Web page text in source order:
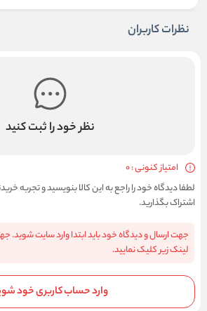
نظرات کاربران
نظر خود را ثبت کنید
امتیاز کنونی : 0
لطفا دیدگاه خود را راجع به این کالا بنویسید و تجربه
اشتراک بگذارید.
جهت ارسال و دیدگاه خود باید ابتدا وارد سایت شوید.
لینک زیر کلیک نمایید.
وارد حساب کاربری خود